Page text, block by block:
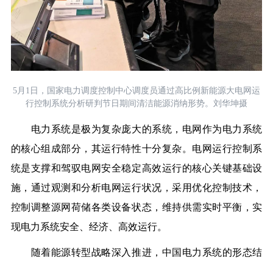
5月1日，国家电力调度控制中心调度员通过高比例新能源大电网运
行控制系统分析研判节日期间清洁能源消纳形势。刘华坤摄
电力系统是极为复杂庞大的系统，电网作为电力系统
的核心组成部分，其运行特性十分复杂。电网运行控制系
统是支撑和驾驭电网安全稳定高效运行的核心关键基础设
施，通过观测和分析电网运行状况，采用优化控制技术，
控制调整源网荷储各类设备状态，维持供需实时平衡，实
现电力系统安全、经济、高效运行。
随着能源转型战略深入推进，中国电力系统的形态结